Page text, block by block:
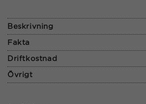
Beskrivning
Fakta
Driftkostnad
Övrigt